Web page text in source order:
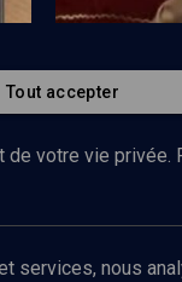
HISTOIRE
Poésie et
newsletter
Tout accepter
votre vie privée.
services, nous